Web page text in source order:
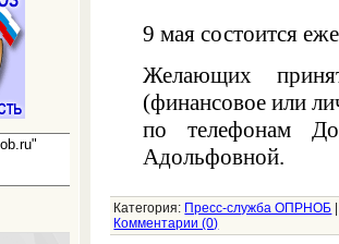
9 мая состоится
Желающих
(финансовое или
по телефонам
Адольфовной.
Категория: Пресс-служба ОПРНОБ
Комментарии (0)